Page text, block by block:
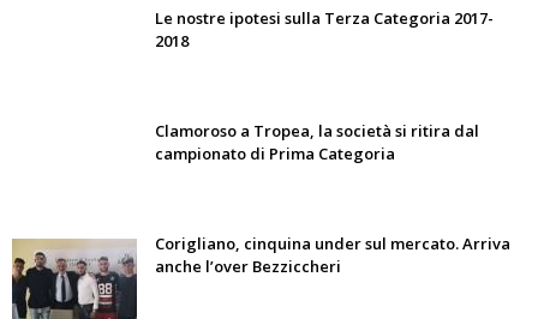
Le nostre ipotesi sulla Terza Categoria 2017-
2018
Clamoroso a Tropea, la società si ritira dal
campionato di Prima Categoria
Corigliano, cinquina under sul mercato. Arriva
anche l’over Bezziccheri